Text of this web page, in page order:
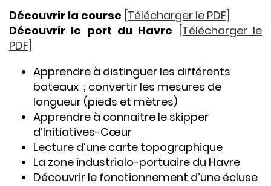
Découvrir la course [Télécharger le PDF]
Découvrir le port du Havre
[Télécharger le
PDF]
Apprendre à distinguer les différents
bateaux ; convertir les mesures de
longueur (pieds et mètres)
Apprendre à connaitre le skipper
d’Initiatives-Cœur
Lecture d’une carte topographique
La zone industrialo-portuaire du Havre
Découvrir le fonctionnement d’une écluse